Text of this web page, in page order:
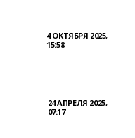
4 ОКТЯБРЯ 2025,
15:58
24 АПРЕЛЯ 2025,
07:17